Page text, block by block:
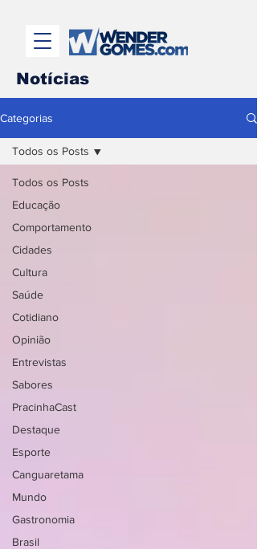
Notícias
Categorias
Todos os Posts
Educação
Comportamento
Cidades
Cultura
Saúde
Cotidiano
Opinião
Entrevistas
Sabores
PracinhaCast
Destaque
Esporte
Canguaretama
Mundo
Gastronomia
Brasil
Todos os Posts